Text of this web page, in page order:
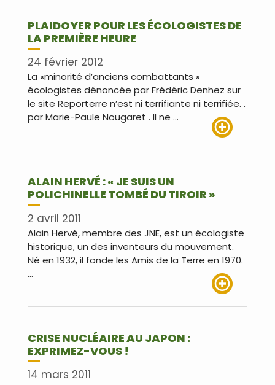
PLAIDOYER POUR LES ÉCOLOGISTES DE
LA PREMIÈRE HEURE
24 février 2012
La «minorité d’anciens combattants »
écologistes dénoncée par Frédéric Denhez sur
le site Reporterre n’est ni terrifiante ni terrifiée. .
par Marie-Paule Nougaret . Il ne …
ALAIN HERVÉ : « JE SUIS UN
POLICHINELLE TOMBÉ DU TIROIR »
2 avril 2011
Alain Hervé, membre des JNE, est un écologiste
historique, un des inventeurs du mouvement.
Né en 1932, il fonde les Amis de la Terre en 1970.
…
CRISE NUCLÉAIRE AU JAPON :
EXPRIMEZ-VOUS !
14 mars 2011